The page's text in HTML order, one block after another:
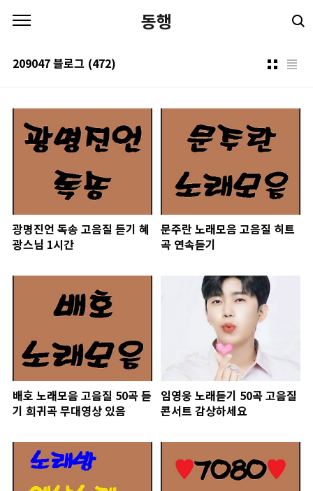
동행
209047 블로그 (472)
광명진언 독송 고음질 듣기 혜
광스님 1시간
문주란 노래모음 고음질 히트
곡 연속듣기
배호 노래모음 고음질 50곡 듣
기 희귀곡 무대영상 있음
임영웅 노래듣기 50곡 고음질
콘서트 감상하세요